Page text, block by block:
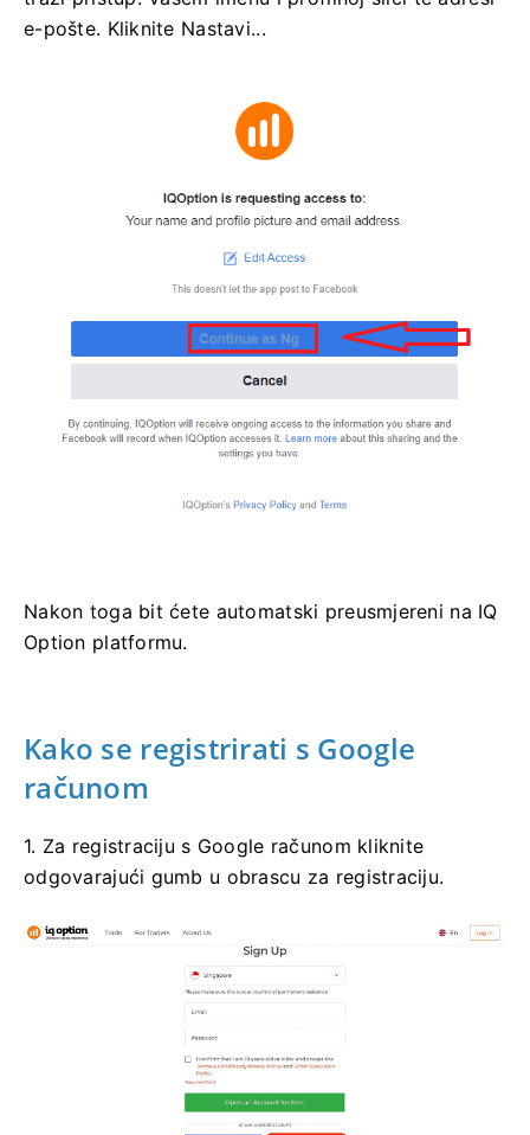
e-pošte. Kliknite Nastavi...
Nakon toga bit ćete automatski preusmjereni na IQ
Option platformu.
Kako se registrirati s Google
računom
1. Za registraciju s Google računom kliknite
odgovarajući gumb u obrascu za registraciju.